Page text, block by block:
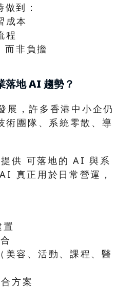
到：
成本
程
非負擔
落地 AI 趨勢？
，許多香港中小企仍
術團隊、系統零散、導
供 可落地的 AI 與系
真正用於日常營運，
美容、活動、課程、醫
方案